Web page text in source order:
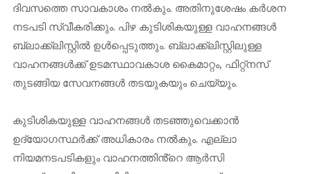
ദിവസത്തെ സാവകാശം നൽകും. അതിനുശേഷം കർശന
നടപടി സ്വീകരിക്കും. പിഴ കുടിശികയുള്ള വാഹനങ്ങൾ
ബ്ലാക്ക്‌ലിസ്റ്റിൽ ഉൾപ്പെടുത്തും. ബ്ലാക്ക്‌ലിസ്റ്റിലുള്ള
വാഹനങ്ങൾക്ക് ഉടമസ്ഥാവകാശ കൈമാറ്റം, ഫിറ്റ്‌നസ്
തുടങ്ങിയ സേവനങ്ങൾ തടയുകയും ചെയ്യും.
കുടിശികയുള്ള വാഹനങ്ങൾ തടഞ്ഞുവെക്കാൻ
ഉദ്യോഗസ്ഥർക്ക് അധികാരം നൽകും. എല്ലാ
നിയമനടപടികളും വാഹനത്തിൻ്റെ ആർസി